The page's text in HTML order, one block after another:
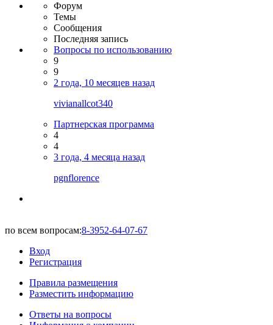
Форум
Темы
Сообщения
Последняя запись
Вопросы по использованию
9
9
2 года, 10 месяцев назад
vivianallcot340
Партнерская программа
4
4
3 года, 4 месяца назад
pgnflorence
по всем вопросам:8-3952-64-07-67
Вход
Регистрация
Правила размещения
Разместить информацию
Ответы на вопросы